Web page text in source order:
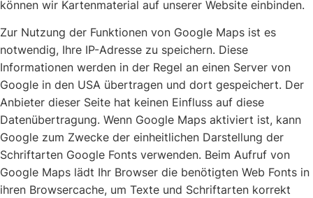
können wir Kartenmaterial auf unserer Website einbinden.
Zur Nutzung der Funktionen von Google Maps ist es
notwendig, Ihre IP-Adresse zu speichern. Diese
Informationen werden in der Regel an einen Server von
Google in den USA übertragen und dort gespeichert. Der
Anbieter dieser Seite hat keinen Einfluss auf diese
Datenübertragung. Wenn Google Maps aktiviert ist, kann
Google zum Zwecke der einheitlichen Darstellung der
Schriftarten Google Fonts verwenden. Beim Aufruf von
Google Maps lädt Ihr Browser die benötigten Web Fonts in
ihren Browsercache, um Texte und Schriftarten korrekt